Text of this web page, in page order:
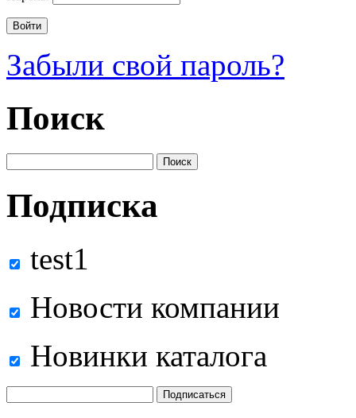
Забыли свой пароль?
Поиск
Подписка
test1
Новости компании
Новинки каталога